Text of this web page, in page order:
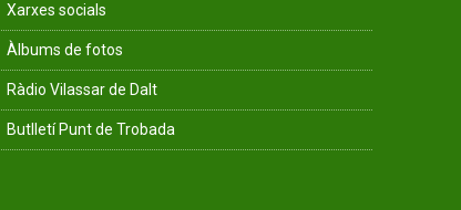
Xarxes socials
Àlbums de fotos
Ràdio Vilassar de Dalt
Butlletí Punt de Trobada